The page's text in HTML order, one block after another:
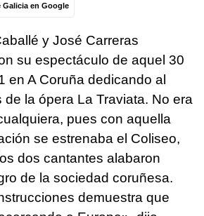
Galicia en Google
y José Carreras
su espectáculo de aquel 30
en A Coruña dedicando al
de la ópera La Traviata. No era
pues con aquella
se estrenaba el Coliseo,
dos cantantes alabaron
de la sociedad coruñesa.
demuestra que